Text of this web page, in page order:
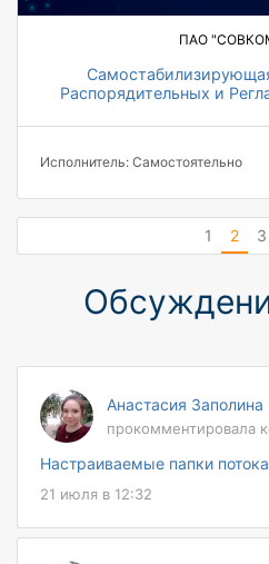
ПАО
Распорядительных и
13 000 регламентных
6 месяцев на
Исполнитель: Самостоятельно
1 2 3
Анастасия Заполина
прокомментировала
Настраиваемые папки потока
21 июля в 12:32